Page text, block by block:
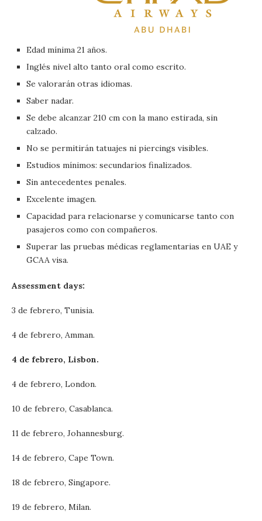
Edad mínima 21 años.
Inglés nivel alto tanto oral como escrito.
Se valorarán otras idiomas.
Saber nadar.
Se debe alcanzar 210 cm con la mano estirada, sin
calzado.
No se permitirán tatuajes ni piercings visibles.
Estudios mínimos: secundarios finalizados.
Sin antecedentes penales.
Excelente imagen.
Capacidad para relacionarse y comunicarse tanto con
pasajeros como con compañeros.
Superar las pruebas médicas reglamentarias en UAE y
GCAA visa.
Assessment days:
3 de febrero, Tunisia.
4 de febrero, Amman.
4 de febrero, Lisbon.
4 de febrero, London.
10 de febrero, Casablanca.
11 de febrero, Johannesburg.
14 de febrero, Cape Town.
18 de febrero, Singapore.
19 de febrero, Milan.